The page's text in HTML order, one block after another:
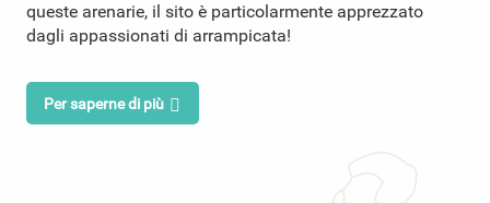
queste arenarie, il sito è particolarmente apprezzato
dagli appassionati di arrampicata!
Per saperne di più